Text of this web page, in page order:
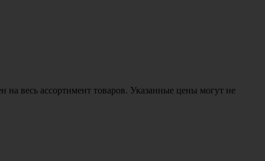
весь ассортимент товаров. Указанные цены могут не